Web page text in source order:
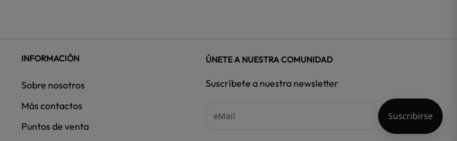
INFORMACIÓN
Sobre nosotros
Más contactos
Puntos de venta
ÚNETE A NUESTRA COMUNIDAD
Suscríbete a nuestra newsletter